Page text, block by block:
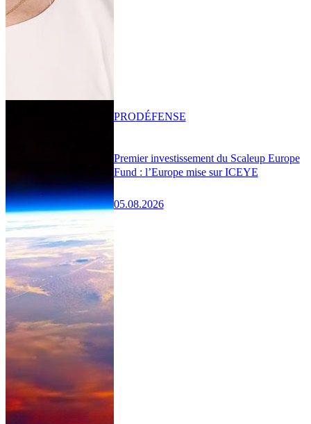
Premier investissement du Scaleup Europe
Fund : l’Europe mise sur ICEYE
05.08.2026
PRODÉFENSE